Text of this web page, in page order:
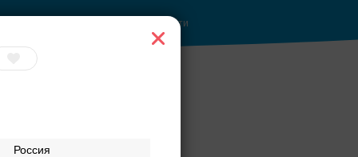
Россия
Войти